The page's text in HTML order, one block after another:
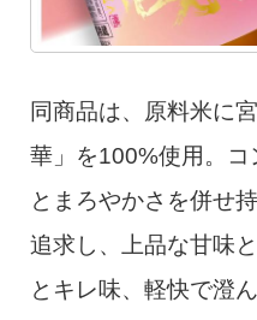
同商品は、原料米に
華」を100%使用。
とまろやかさを併せ
追求し、上品な甘味
とキレ味、軽快で澄